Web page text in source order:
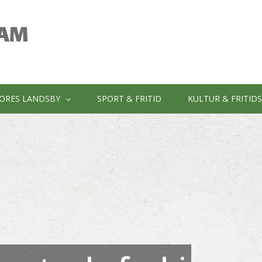
LANDSBY SPORT & FRITID KULTUR &